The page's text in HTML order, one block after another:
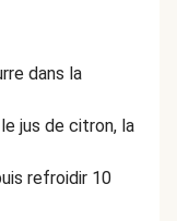
dans la
jus de citron, la
refroidir 10